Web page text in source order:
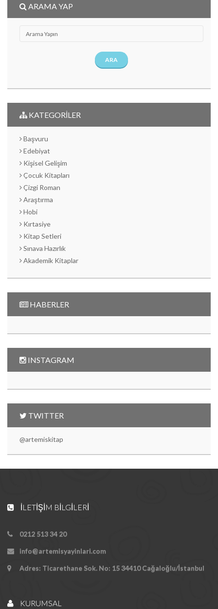
ARAMA YAP
ARA
KATEGORİLER
Başvuru
Edebiyat
Kişisel Gelişim
Çocuk Kitapları
Çizgi Roman
Araştırma
Hobi
Kırtasiye
Kitap Setleri
Sınava Hazırlık
Akademik Kitaplar
HABERLER
INSTAGRAM
TWITTER
@artemiskitap
İLETIŞIM BILGILERI
0212 513 34 20
info@artemisyayinlari.com
Adres: Ticarethane Sok. No: 15 34410 Cağaloğlu/İstanbul
KURUMSAL